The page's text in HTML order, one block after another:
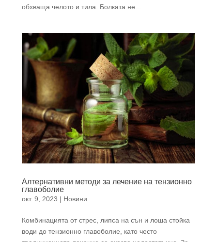
обхваща челото и тила. Болката не...
Алтернативни методи за лечение на тензионно
главоболие
окт. 9, 2023 | Новини
Комбинацията от стрес, липса на сън и лоша стойка
води до тензионно главоболие, като често